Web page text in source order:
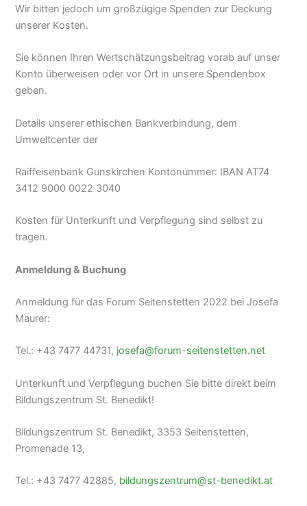
Wir bitten jedoch um großzügige Spenden zur Deckung
unserer Kosten.
Sie können Ihren Wertschätzungsbeitrag vorab auf unser
Konto überweisen oder vor Ort in unsere Spendenbox
geben.
Details unserer ethischen Bankverbindung, dem
Umweltcenter der
Raiffeisenbank Gunskirchen Kontonummer: IBAN AT74
3412 9000 0022 3040
Kosten für Unterkunft und Verpflegung sind selbst zu
tragen.
Anmeldung & Buchung
Anmeldung für das Forum Seitenstetten 2022 bei Josefa
Maurer:
Tel.: +43 7477 44731, josefa@forum-seitenstetten.net
Unterkunft und Verpflegung buchen Sie bitte direkt beim
Bildungszentrum St. Benedikt!
Bildungszentrum St. Benedikt, 3353 Seitenstetten,
Promenade 13,
Tel.: +43 7477 42885, bildungszentrum@st-benedikt.at